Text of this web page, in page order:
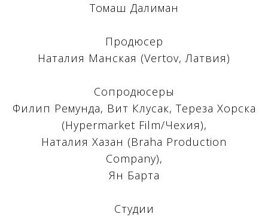
Томаш Далиман
Продюсер
Наталия Манская (Vertov, Латвия)
Cопродюсеры
Филип Ремунда, Вит Клусак, Тереза Хорска
(Hypermarket Film/Чехия),
Наталия Хазан (Braha Production
Company),
Ян Барта
Студии